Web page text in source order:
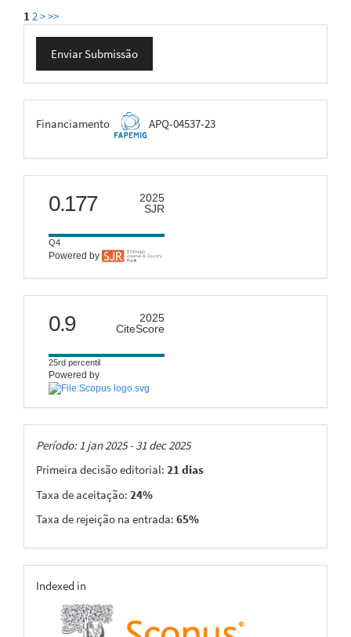
1 2>>>
Enviar
Submissão
Enviar Submissão
FAPEMIG
Financiamento APQ-04537-23
scimago
0.177
2025
SJR
Q4
Powered by
citescore
0.9
2025
CiteScore
25rd percentil
Powered by
Taxas
Período: 1 jan 2025 - 31 dec 2025
Primeira decisão editorial: 21 dias
Taxa de aceitação: 24%
Taxa de rejeição na entrada: 65%
indexing
Indexed in